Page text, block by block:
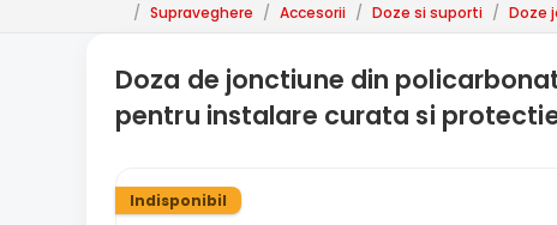
/ Supraveghere / Accesorii / Doze si suporti / Doze
Doza de jonctiune din
pentru instalare curata si
Indisponibil